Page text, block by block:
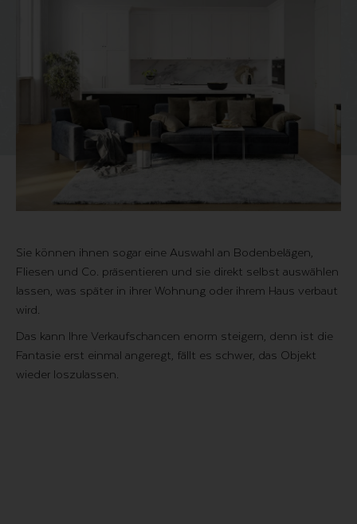
Sie können ihnen sogar eine Auswahl an Bodenbelägen,
Fliesen und Co. präsentieren und sie direkt selbst auswählen
lassen, was später in ihrer Wohnung oder ihrem Haus verbaut
wird.
Das kann Ihre Verkaufschancen enorm steigern, denn ist die
Fantasie erst einmal angeregt, fällt es schwer, das Objekt
wieder loszulassen.